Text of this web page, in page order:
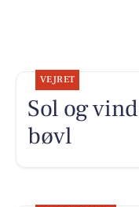
VEJRET
Sol og
bøvl